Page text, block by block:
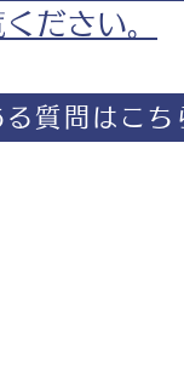
ださい。
質問はこち